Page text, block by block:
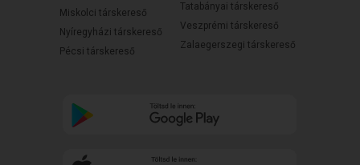
Miskolci társkereső
Nyíregyházi társkereső
Pécsi társkereső
Tatabányai társkereső
Veszprémi társkereső
Zalaegerszegi társkereső